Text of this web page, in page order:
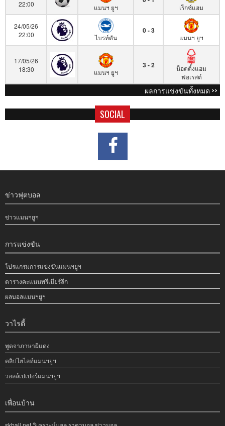
22:00
แมนฯ ยูฯ เร็กซ์แฮม
24/05/26
22:00
ไบรท์ตัน
0 - 3
แมนฯ ยูฯ
17/05/26
18:30
แมนฯ ยูฯ
3 - 2
น็อตติ้งแฮม
ฟอเรสต์
ผลการแข่งขันทั้งหมด >>
SOCIAL
ข่าวฟุตบอล
ข่าวแมนฯยูฯ
การแข่งขัน
โปรแกรมการแข่งขันแมนฯยูฯ
ตารางคะแนนพรีเมียร์ลีก
ผลบอลแมนฯยูฯ
วาไรตี้
พูดจาภาษาผีแดง
คลิปไฮไลท์แมนฯยูฯ
วอลล์เปเปอร์แมนฯยูฯ
เพื่อนบ้าน